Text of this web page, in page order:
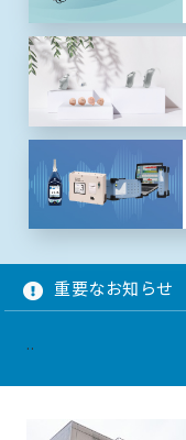
重要なお知らせ
..